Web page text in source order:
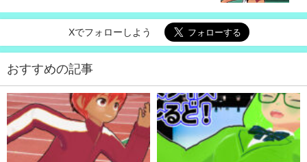
Xでフォローしよう
おすすめの記事